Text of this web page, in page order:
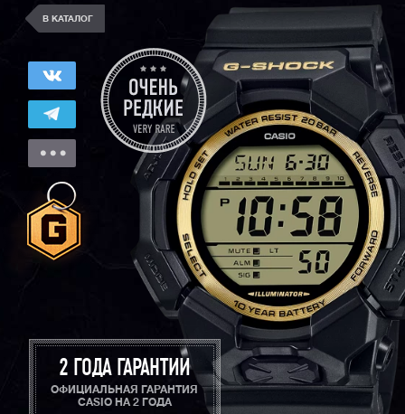
В КАТАЛОГ
2 ГОДА ГАРАНТИИ
ОФИЦИАЛЬНАЯ ГАРАНТИЯ
CASIO НА 2 ГОДА